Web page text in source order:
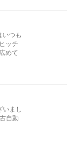
いつも
ッチ
めて
いまし
自動